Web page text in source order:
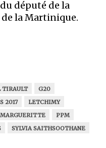
député de la
la Martinique.
TIRAULT
G20
2017
LETCHIMY
PPM
SYLVIA SAITHSOOTHANE